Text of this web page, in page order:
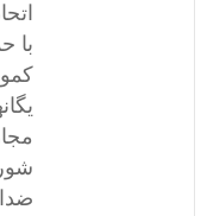
با